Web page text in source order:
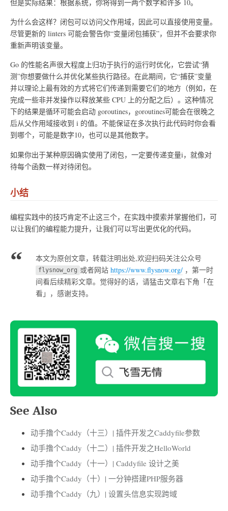
但是实际结果：根据系统，你将得到一两个数字和许多 10。
为什么会这样？闭包可以访问父作用域，因此可以直接使用变量。
尽管更新的 linters 可能会警告你“变量闭包捕获”，但并不会要求你
重新声明该变量。
Go 的性能名声很大程度上归功于执行的运行时优化，它尝试“猜
测”你想要做什么并优化某些执行路径。在此期间，它“捕获”变量
并以理论上最有效的方式将它们传递到需要它们的地方（例如，在
完成一些非并发操作以释放某些 CPU 上的分配之后）。这种情况
下的结果是循环可能会启动 goroutines，goroutines可能会在很晚之
后从父作用域接收到 i 的值。不能保证在多次执行此代码时你会看
到哪个，可能是数字10，也可以是其他数字。
如果你出于某种原因确实使用了闭包，一定要传递变量i，就像对
待每个函数一样对待闭包。
小结
编程实践中的技巧肯定不止这三个，在实践中摸索并掌握他们，可
以让我们的编程能力提升，让我们可以写出更优化的代码。
本文为原创文章，转载注明出处,欢迎扫码关注公众号
flysnow_org 或者网站 https://www.flysnow.org/，第一时
间看后续精彩文章。觉得好的话，请猛击文章右下角「在
看」，感谢支持。
See Also
动手撸个Caddy（十三）| 插件开发之Caddyfile参数
动手撸个Caddy（十二）| 插件开发之HelloWorld
动手撸个Caddy（十一）| Caddyfile 设计之美
动手撸个Caddy（十）| 一分钟搭建PHP服务器
动手撸个Caddy（九）| 设置头信息实现跨域